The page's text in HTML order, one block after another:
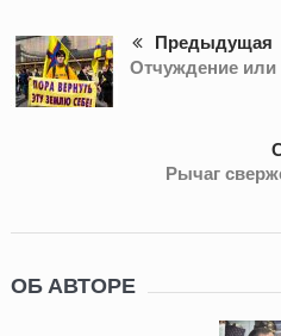
Предыдущая
Отчуждение или
Рычаг
ОБ АВТОРЕ